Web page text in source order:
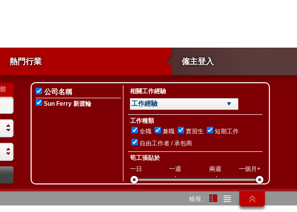
僱主登入
熱門行業
公司名稱
Sun Ferry 新渡輪
相關工作經驗
工作經驗 ▼
工作種類
全職
兼職 實習生
短期工作
自由工作者 / 承包商
筍工張貼於
一日
一週 兩週 一個月+
檢視 :